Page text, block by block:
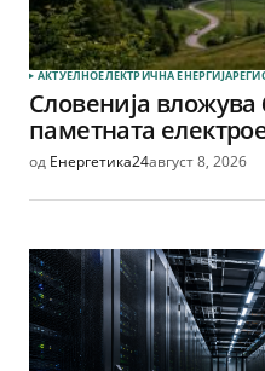
АКТУЕЛНОЕЛЕКТРИЧНА ЕНЕРГИЈА
Словенија
паметната
од Енергетика24август 8, 2026